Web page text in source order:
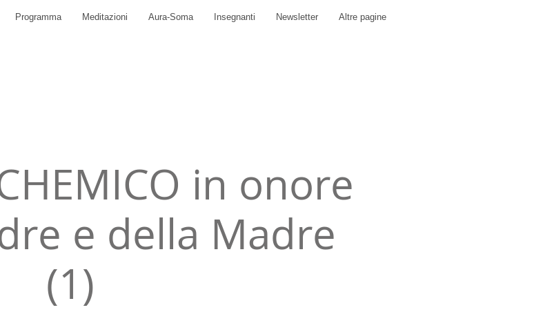
Programma Meditazioni Aura-Soma Insegnanti Newsletter Altre pagine
in onore
e della Madre
(1)